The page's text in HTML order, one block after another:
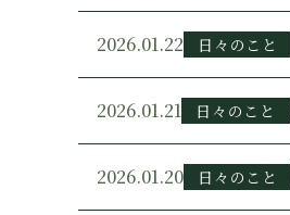
2026.01.22 日々のこと
2026.01.21 日々のこと
2026.01.20 日々のこと